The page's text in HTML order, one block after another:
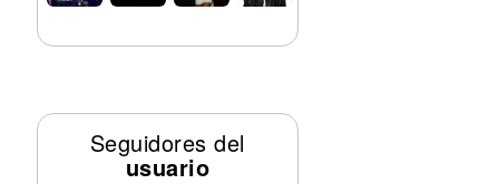
Seguidores del
usuario